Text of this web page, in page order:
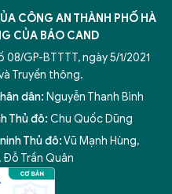
CÔNG AN THÀNH PHỐ HÀ
CỦA BÁO CAND
GP-BTTTT, ngày 5/1/2021
Truyền thông.
dân: Nguyễn Thanh Bình
Thủ đô: Chu Quốc Dũng
Thủ đô:Vũ Mạnh Hùng,
, Đỗ Trần Quân
giải pháp xử lý điểm nghẽn của